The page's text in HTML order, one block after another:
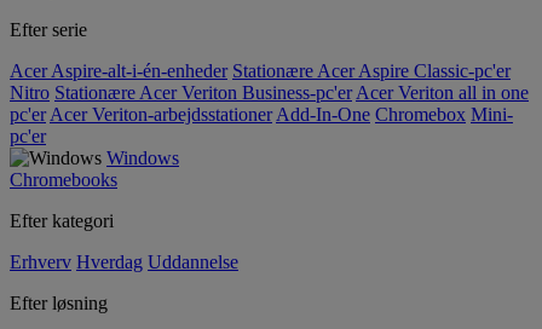
Efter serie
Acer Aspire-alt-i-én-enheder Stationære Acer Aspire Classic-pc'er
Nitro Stationære Acer Veriton Business-pc'er Acer Veriton all in one
pc'er Acer Veriton-arbejdsstationer Add-In-One Chromebox Mini-
pc'er
Windows
Chromebooks
Efter kategori
Erhverv Hverdag Uddannelse
Efter løsning